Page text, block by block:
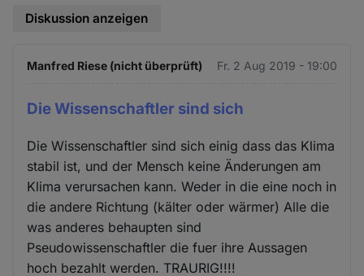
Diskussion anzeigen
Manfred Riese (nicht überprüft) Fr. 2 Aug 2019 - 19:00
Die Wissenschaftler sind sich
Die Wissenschaftler sind sich einig dass das Klima
stabil ist, und der Mensch keine Änderungen am
Klima verursachen kann. Weder in die eine noch in
die andere Richtung (kälter oder wärmer) Alle die
was anderes behaupten sind
Pseudowissenschaftler die fuer ihre Aussagen
hoch bezahlt werden. TRAURIG!!!!